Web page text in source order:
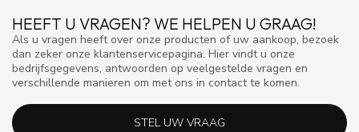
HEEFT U VRAGEN? WE HELPEN U GRAAG!
Als u vragen heeft over onze producten of uw aankoop, bezoek
dan zeker onze klantenservicepagina. Hier vindt u onze
bedrijfsgegevens, antwoorden op veelgestelde vragen en
verschillende manieren om met ons in contact te komen.
STEL UW VRAAG